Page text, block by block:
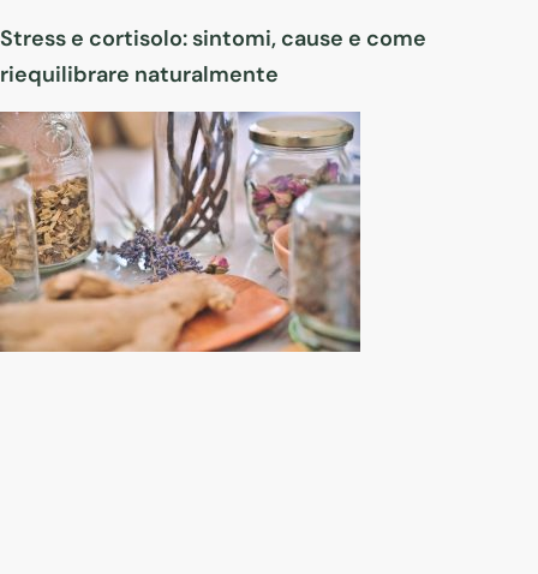
Stress e cortisolo: sintomi, cause e come
riequilibrare naturalmente